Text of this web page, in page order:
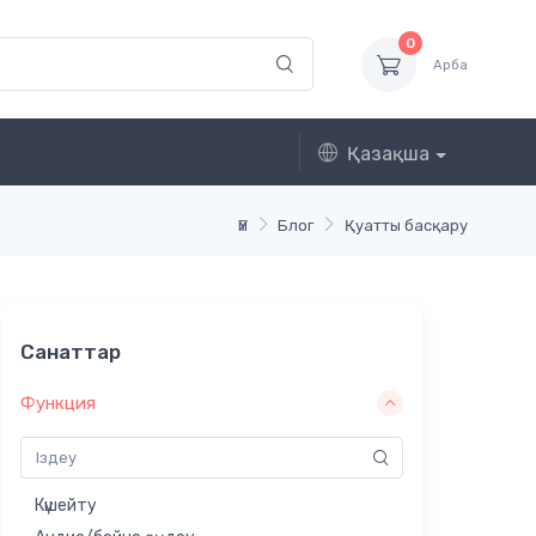
0
Арба
Қазақша
Үй Блог Қуатты басқару
Санаттар
Функция
Күшейту